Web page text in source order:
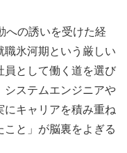
への誘いを受けた経
氷河期という厳しい
員として働く道を選び
システムエンジニアや
にキャリアを積み重ね
こと」が脳裏をよぎる